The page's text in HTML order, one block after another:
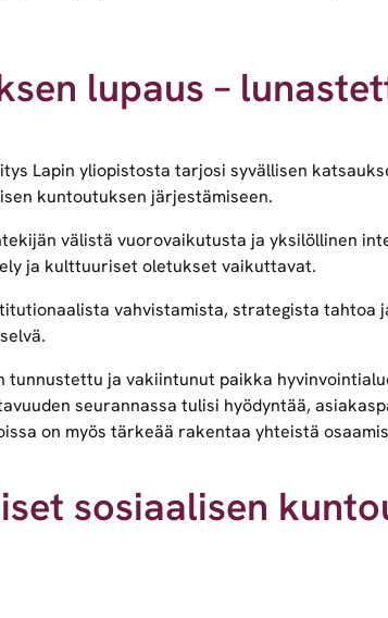
lupaus –
Lapin yliopistosta tarjosi syvällisen
kuntoutuksen järjestämiseen.
välistä vuorovaikutusta ja yksilöllinen
ja kulttuuriset oletukset vaikuttavat.
vahvistamista, strategista
ja vakiintunut paikka
seurannassa tulisi hyödyntää,
on myös tärkeää rakentaa yhteistä
sosiaalisen